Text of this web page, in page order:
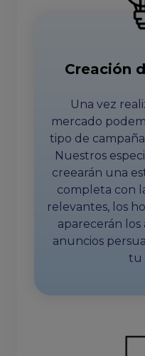
Creación
Una vez
mercado
tipo de
Nuestros
creearán una
completa con
relevantes, los
aparecerán los
anuncios
tu